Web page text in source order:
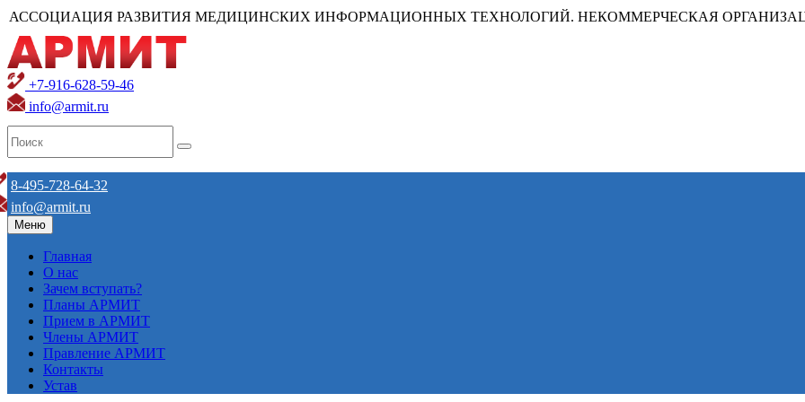
АССОЦИАЦИЯ РАЗВИТИЯ МЕДИЦИНСКИХ ИНФОРМАЦИОННЫХ ТЕХНОЛОГИЙ. НЕКОММЕРЧЕСКАЯ
+7-916-628-59-46
info@armit.ru
8-495-728-64-32
info@armit.ru
Меню
Главная
О нас
Зачем вступать?
Планы АРМИТ
Прием в АРМИТ
Члены АРМИТ
Правление АРМИТ
Контакты
Устав